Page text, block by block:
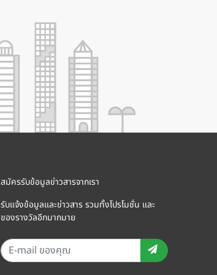
สมัครรับข้อมูลข่าวสารจากเรา
รับแจ้งข้อมูลและข่าวสาร รวมทั้งโปรโมชั่น และ
ของรางวัลอีกมากมาย